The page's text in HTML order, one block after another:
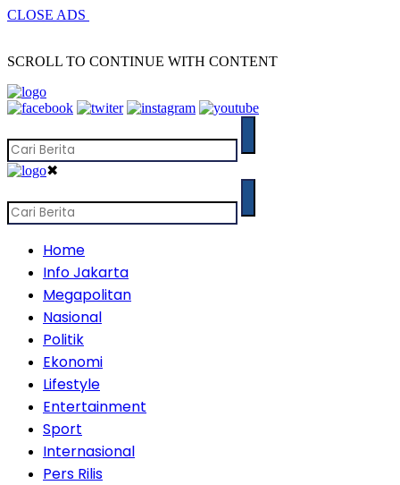
CLOSE ADS
SCROLL TO CONTINUE WITH CONTENT
✖
Home
Info Jakarta
Megapolitan
Nasional
Politik
Ekonomi
Lifestyle
Entertainment
Sport
Internasional
Pers Rilis